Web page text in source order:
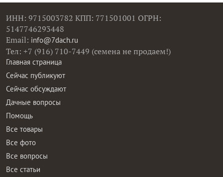
ИНН: 9715003782 КПП: 771501001 ОГРН:
5147746293448
Email: info@7dach.ru
Тел: +7 (916) 710-7449 (семена не продаем!)
Главная страница
Сейчас публикуют
Сейчас обсуждают
Дачные вопросы
Помощь
Все товары
Все фото
Все вопросы
Все статьи